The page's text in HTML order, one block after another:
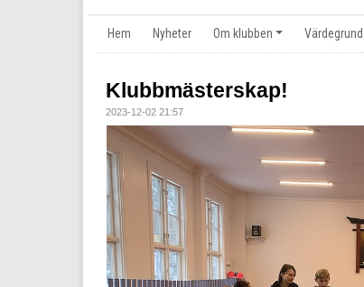
Hem Nyheter Om klubben Värdegrund
Klubbmästerskap!
2023-12-02 21:57